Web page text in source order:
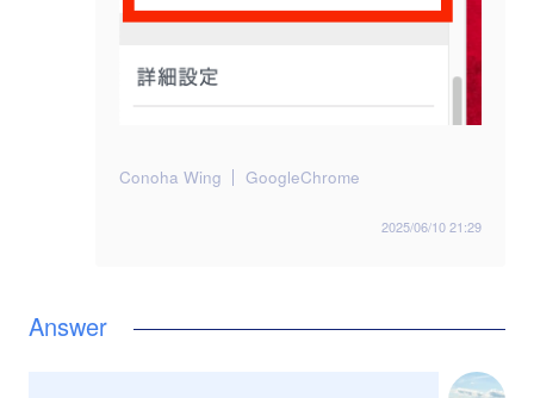
Conoha Wing GoogleChrome
2025/06/10 21:29